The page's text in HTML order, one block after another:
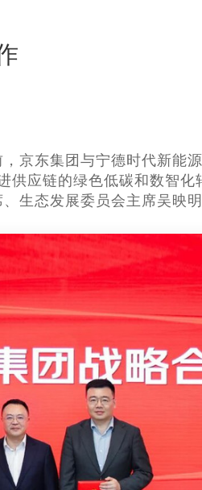
京东集团与宁德时代新能
供应链的绿色低碳和数智
生态发展委员会主席吴映明